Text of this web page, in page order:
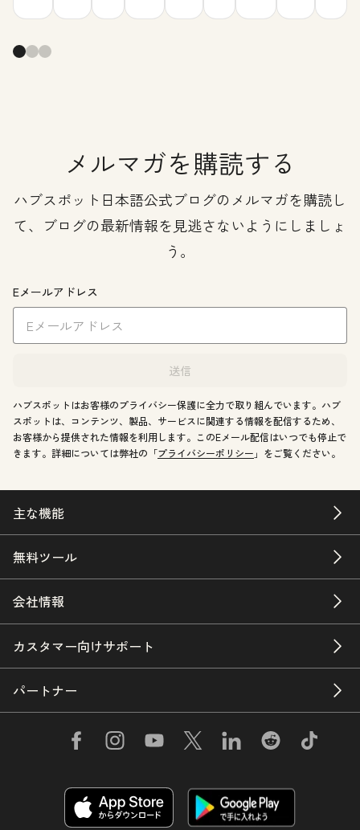
メルマガを購読する
ハブスポット日本語公式ブログのメルマガを購読し
て、ブログの最新情報を見逃さないようにしましょ
う。
Eメールアドレス
送信
ハブスポットはお客様のプライバシー保護に全力で取り組んでいます。ハブ
スポットは、コンテンツ、製品、サービスに関連する情報を配信するため、
お客様から提供された情報を利用します。このEメール配信はいつでも停止で
きます。詳細については弊社の「プライバシーポリシー 」をご覧ください。
主な機能
無料ツール
会社情報
カスタマー向けサポート
パートナー